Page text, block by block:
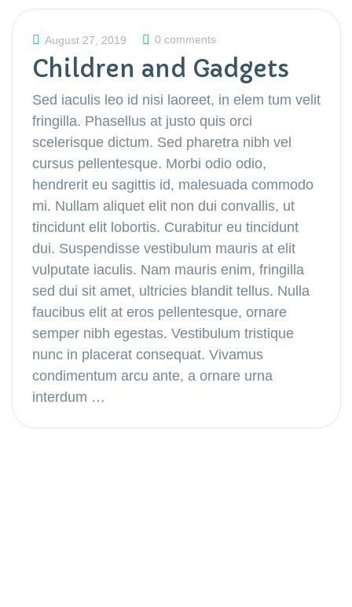
August 27, 2019 0 comments
Children and Gadgets
Sed iaculis leo id nisi laoreet, in elem tum velit
fringilla. Phasellus at justo quis orci
scelerisque dictum. Sed pharetra nibh vel
cursus pellentesque. Morbi odio odio,
hendrerit eu sagittis id, malesuada commodo
mi. Nullam aliquet elit non dui convallis, ut
tincidunt elit lobortis. Curabitur eu tincidunt
dui. Suspendisse vestibulum mauris at elit
vulputate iaculis. Nam mauris enim, fringilla
sed dui sit amet, ultricies blandit tellus. Nulla
faucibus elit at eros pellentesque, ornare
semper nibh egestas. Vestibulum tristique
nunc in placerat consequat. Vivamus
condimentum arcu ante, a ornare urna
interdum …